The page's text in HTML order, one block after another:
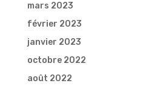
mars 2023
février 2023
janvier 2023
octobre 2022
août 2022